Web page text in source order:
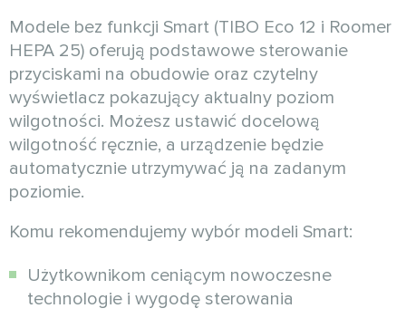
Modele bez funkcji Smart (TIBO Eco 12 i Roomer
HEPA 25) oferują podstawowe sterowanie
przyciskami na obudowie oraz czytelny
wyświetlacz pokazujący aktualny poziom
wilgotności. Możesz ustawić docelową
wilgotność ręcznie, a urządzenie będzie
automatycznie utrzymywać ją na zadanym
poziomie.
Komu rekomendujemy wybór modeli Smart:
Użytkownikom ceniącym nowoczesne
technologie i wygodę sterowania